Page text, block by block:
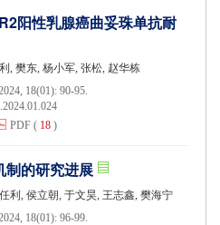
阳性乳腺癌曲妥珠单抗耐
, 樊东, 杨小军, 张松, 赵华栋
18(01): 90-95.
PDF ( 18 )
制的研究进展
利, 侯立朝, 于文昊, 王志鑫, 樊海宁
18(01): 96-99.